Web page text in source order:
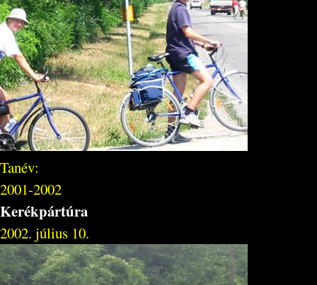
Tanév:
2001-2002
Kerékpártúra
2002. július 10.